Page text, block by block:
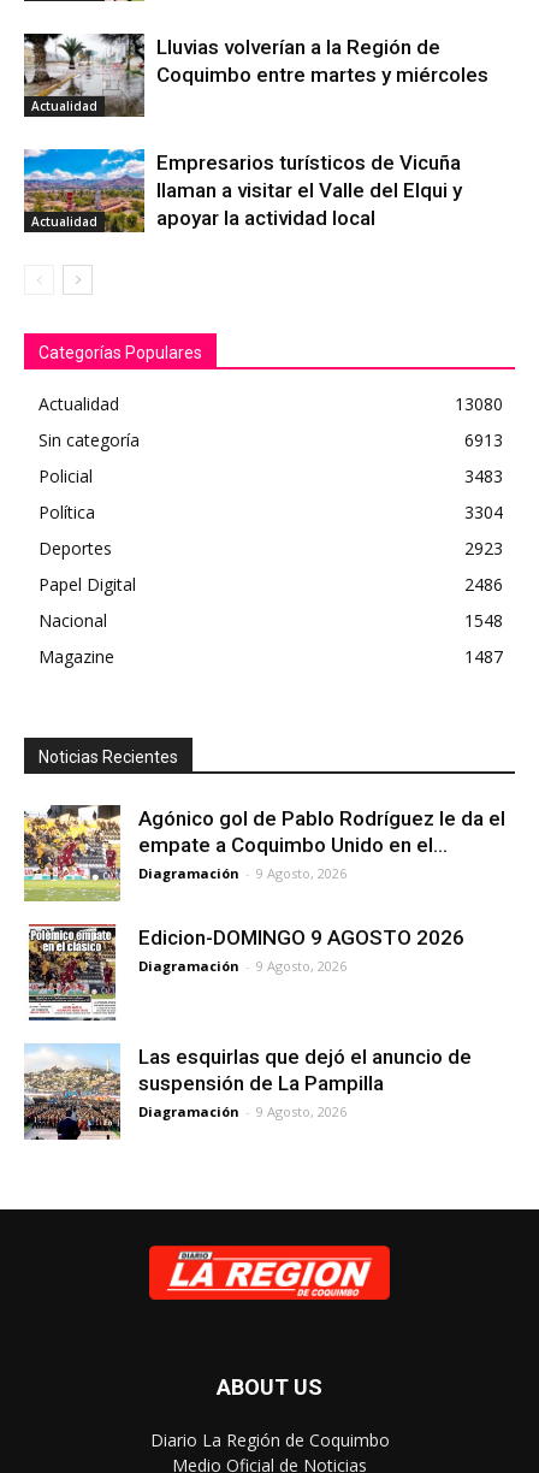
Actualidad
Lluvias volverían a la Región de
Coquimbo entre martes y miércoles
Actualidad
Empresarios turísticos de Vicuña
llaman a visitar el Valle del Elqui y
apoyar la actividad local
Categorías Populares
Actualidad
13080
Sin categoría
6913
Policial
3483
Política
3304
Deportes
2923
Papel Digital
2486
Nacional
1548
Magazine
1487
Noticias Recientes
Agónico gol de Pablo Rodríguez le da el
empate a Coquimbo Unido en el...
Diagramación - 9 Agosto, 2026
Edicion-DOMINGO 9 AGOSTO 2026
Diagramación - 9 Agosto, 2026
Las esquirlas que dejó el anuncio de
suspensión de La Pampilla
Diagramación - 9 Agosto, 2026
ABOUT US
Diario La Región de Coquimbo
Medio Oficial de Noticias